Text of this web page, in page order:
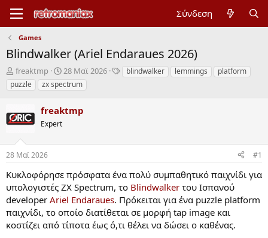
Σύνδεση
Games
Blindwalker (Ariel Endaraues 2026)
Έ
ν
α
ξ
η
ί
ζ
ς
freaktmp
Η
μ
ε
ο
ν
έ
ν
α
ρ
ξ
η
28 Mαϊ 2026
Ε
ς
blindwalker lemmings
platform
puzzle
zx spectrum
freaktmp
Expert
28 Mαϊ 2026 #1
Κυκλοφόρησε πρόσφατα ένα πολύ συμπαθητικό παιχνίδι για
υπολογιστές ZX Spectrum, το Blindwalker του Ισπανού
developer Ariel Endaraues. Πρόκειται για ένα puzzle platform
παιχνίδι, το οποίο διατίθεται σε μορφή tap image και
κοστίζει από τίποτα έως ό,τι θέλει να δώσει ο καθένας.